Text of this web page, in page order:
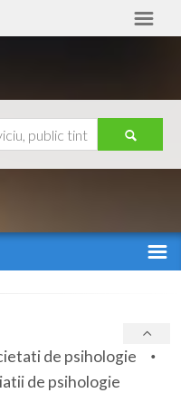
de psihologie
de psihologie